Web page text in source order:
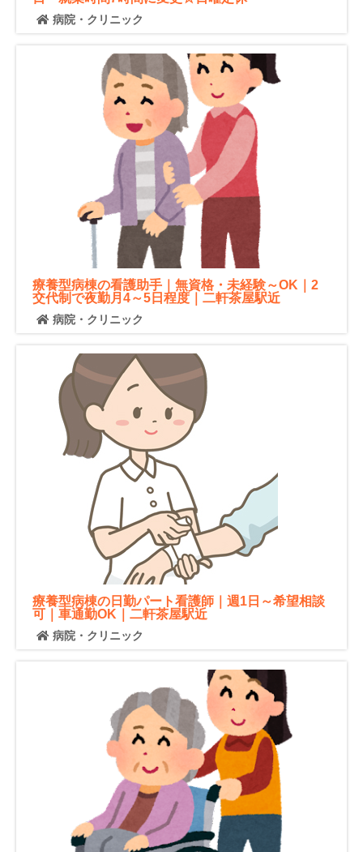
病院・クリニック
療養型病棟の看護助手｜無資格・未経験～OK｜2
交代制で夜勤月4～5日程度｜二軒茶屋駅近
病院・クリニック
療養型病棟の日勤パート看護師｜週1日～希望相談
可｜車通勤OK｜二軒茶屋駅近
病院・クリニック